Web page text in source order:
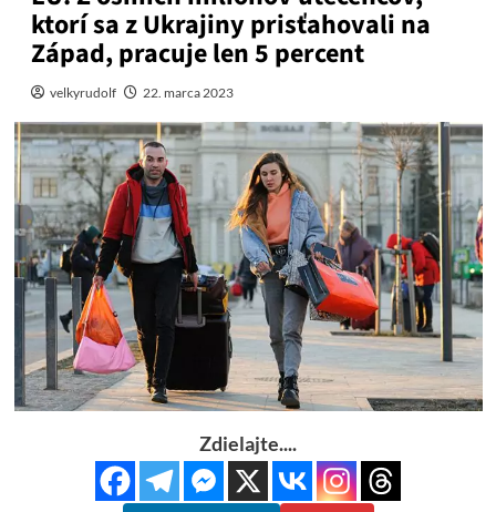
ktorí sa z Ukrajiny prisťahovali na
Západ, pracuje len 5 percent
velkyrudolf 22. marca 2023
Zdielajte....